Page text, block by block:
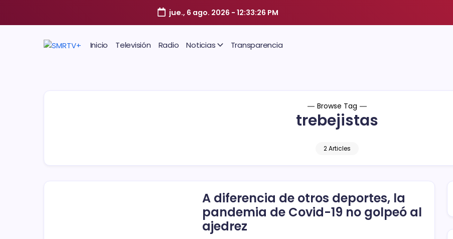
jue., 6 ago. 2026 -12:33:27 PM
Inicio Televisión Radio Noticias Transparencia
Browse Tag
trebejistas
2 Articles
A diferencia de otros deportes, la
pandemia de Covid-19 no golpeó al
ajedrez